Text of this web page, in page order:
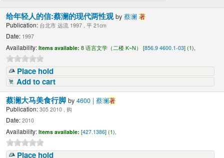
给年轻人的信:蔡澜的现代两性观by蔡澜著
Publication: 台北市 远流 1997 , 平 21cm
Date: 1997
Availability: Items available: 8 语言文学（二楼 K~N） [856.9 4600.1-03] (1),
Place hold
Add to cart
蔡澜大马美食行脚by4600 | 蔡澜著
Publication: 305 2010 , 购
Date: 2010
Availability: Items available: [427.1386] (1),
Place hold